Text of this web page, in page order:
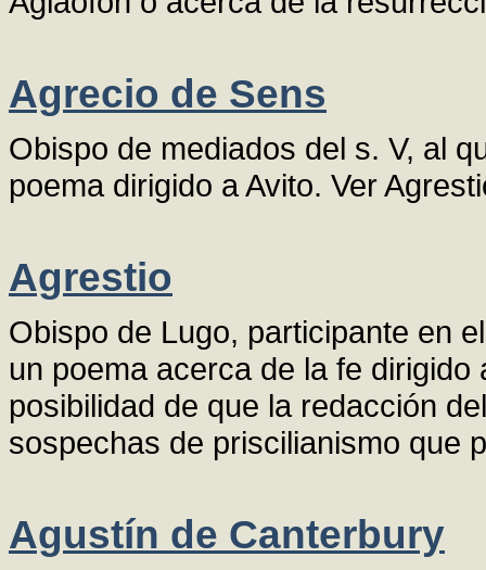
Agrecio de Sens
Obispo de mediados del s. V, al
poema dirigido a Avito. Ver
Agrestio
Obispo de Lugo, participante en
un poema acerca de la fe
posibilidad de que la redacción
sospechas de priscilianismo que
Agustín de Canterbury